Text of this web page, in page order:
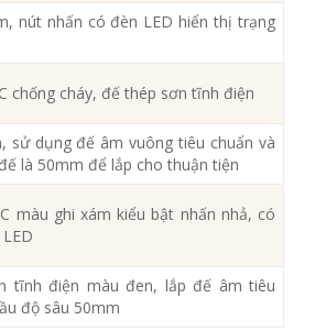
nút nhấn có đèn LED hiển thị trạng
chống cháy, đế thép sơn tĩnh điện
sử dụng đế âm vuông tiêu chuẩn và
là 50mm để lắp cho thuận tiện
màu ghi xám kiểu bật nhấn nhả, có
tĩnh điện màu đen, lắp đế âm tiêu
độ sâu 50mm